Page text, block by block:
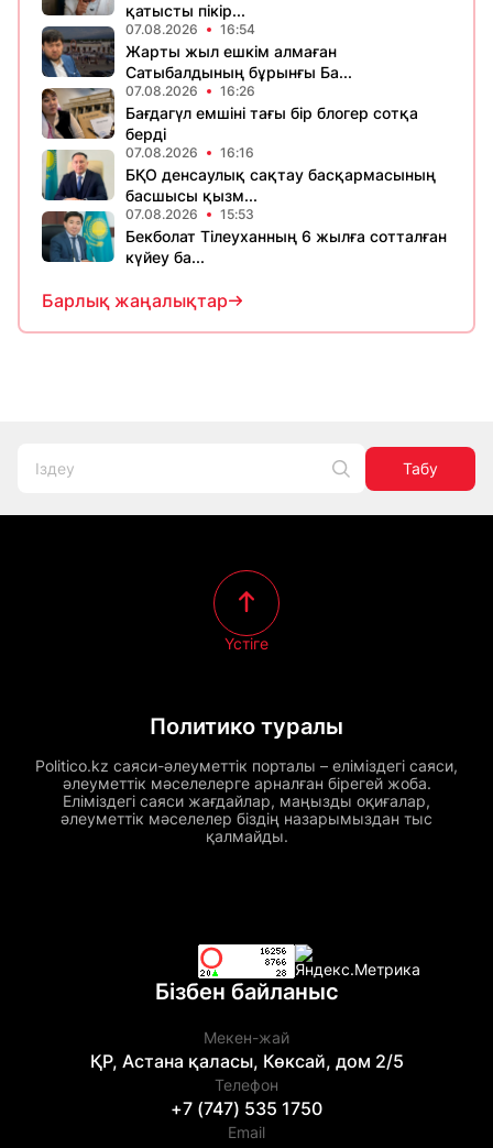
қатысты пікір...
07.08.2026 16:54
Жарты жыл ешкім алмаған
Сатыбалдының бұрынғы Ба...
07.08.2026 16:26
Бағдагүл емшіні тағы бір блогер сотқа
берді
07.08.2026 16:16
БҚО денсаулық сақтау басқармасының
басшысы қызм...
07.08.2026 15:53
Бекболат Тілеуханның 6 жылға сотталған
күйеу ба...
Барлық жаңалықтар
Табу
Политико туралы
Politico.kz саяси-әлеуметтік порталы – еліміздегі саяси,
әлеуметтік мәселелерге арналған бірегей жоба.
Еліміздегі саяси жағдайлар, маңызды оқиғалар,
әлеуметтік мәселелер біздің назарымыздан тыс
қалмайды.
Үстіге
Бізбен байланыс
Мекен-жай
ҚР, Астана қаласы, Көксай, дом 2/5
Телефон
+7 (747) 535 1750
Email